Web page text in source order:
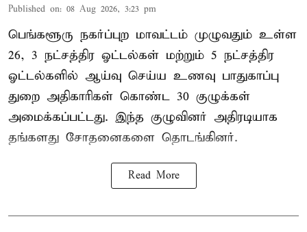
Published on: 08 Aug 2026, 3:23 pm
பெங்களூரு நகர்ப்புற மாவட்டம் முழுவதும் உள்ள
26, 3 நட்சத்திர ஓட்டல்கள் மற்றும் 5 நட்சத்திர
ஓட்டல்களில் ஆய்வு செய்ய உணவு பாதுகாப்பு
துறை அதிகாரிகள் கொண்ட 30 குழுக்கள்
அமைக்கப்பட்டது. இந்த குழுவினர் அதிரடியாக
தங்களது சோதனைகளை தொடங்கினர்.
Read More